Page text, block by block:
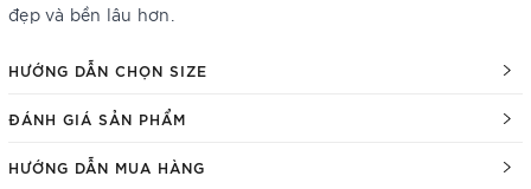
đẹp và bền lâu hơn.
HƯỚNG DẪN CHỌN SIZE
ĐÁNH GIÁ SẢN PHẨM
HƯỚNG DẪN MUA HÀNG